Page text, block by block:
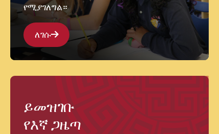
የሚያገለግል።
ለገሱ
ይመዝገቡ
የእኛ ጋዜጣ